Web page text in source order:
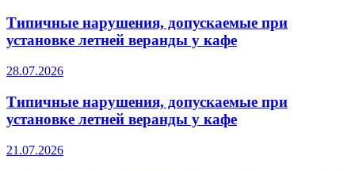
Типичные нарушения, допускаемые при
установке летней веранды у кафе
28.07.2026
Типичные нарушения, допускаемые при
установке летней веранды у кафе
21.07.2026